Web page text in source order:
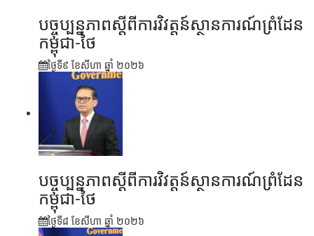
បច្ចុប្បន្នភាពស្ដីពីការវិវត្តន៍ស្ថានការណ៍ព្រំដែន
កម្ពុជា-ថៃ
ថ្ងៃទី៩ ខែ​សីហា ឆ្នាំ ២០២៦
បច្ចុប្បន្នភាពស្ដីពីការវិវត្តន៍ស្ថានការណ៍ព្រំដែន
កម្ពុជា-ថៃ
ថ្ងៃទី៨ ខែ​សីហា ឆ្នាំ ២០២៦